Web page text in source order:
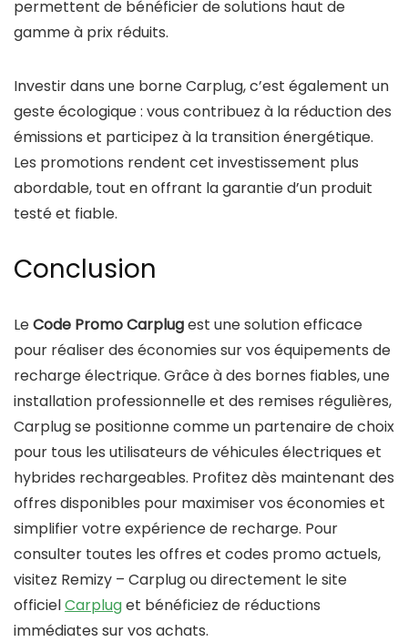
permettent de bénéficier de solutions haut de
gamme à prix réduits.
Investir dans une borne Carplug, c’est également un
geste écologique : vous contribuez à la réduction des
émissions et participez à la transition énergétique.
Les promotions rendent cet investissement plus
abordable, tout en offrant la garantie d’un produit
testé et fiable.
Conclusion
LeCode Promo Carplugest une solution efficace
pour réaliser des économies sur vos équipements de
recharge électrique. Grâce à des bornes fiables, une
installation professionnelle et des remises régulières,
Carplug se positionne comme un partenaire de choix
pour tous les utilisateurs de véhicules électriques et
hybrides rechargeables. Profitez dès maintenant des
offres disponibles pour maximiser vos économies et
simplifier votre expérience de recharge. Pour
consulter toutes les offres et codes promo actuels,
visitez Remizy – Carplug ou directement le site
officielCarpluget bénéficiez de réductions
immédiates sur vos achats.